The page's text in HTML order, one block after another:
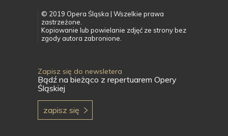
© 2019 Opera Śląska | Wszelkie prawa
zastrzeżone.
Kopiowanie lub powielanie zdjęć ze strony bez
zgody autora zabronione.
Zapisz się do newsletera
Bądź na bieżąco z repertuarem Opery
Śląskiej
zapisz się